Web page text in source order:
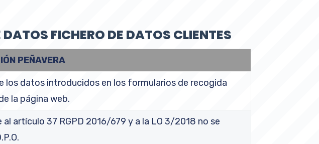
FICHERO DE DATOS CLIENTES
PEÑAVERA
los datos introducidos en los formularios de recogida
la página web.
artículo 37 RGPD 2016/679 y a la LO 3/2018 no se